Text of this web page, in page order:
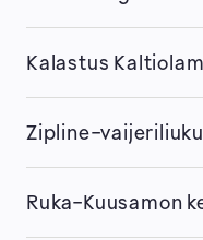
Kalastus
Zipline-vaijeriliuku
Ruka-Kuusamon